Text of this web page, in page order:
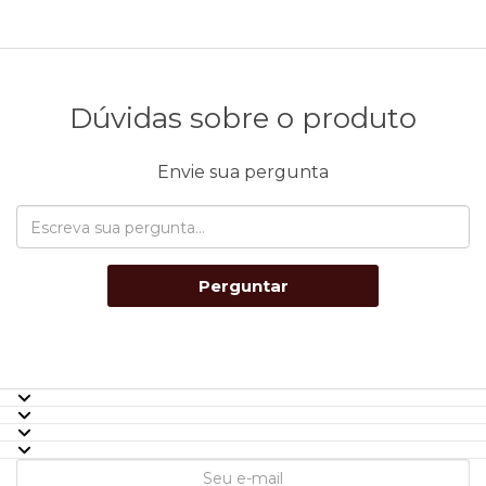
Dúvidas sobre o produto
Envie sua pergunta
Perguntar